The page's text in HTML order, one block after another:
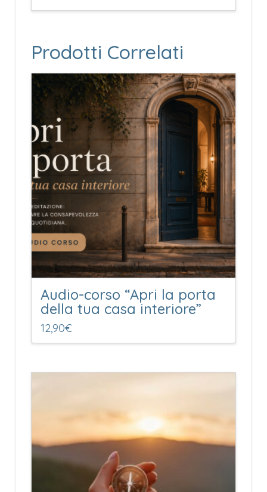
Prodotti Correlati
Audio-corso “Apri la porta
della tua casa interiore”
12,90€